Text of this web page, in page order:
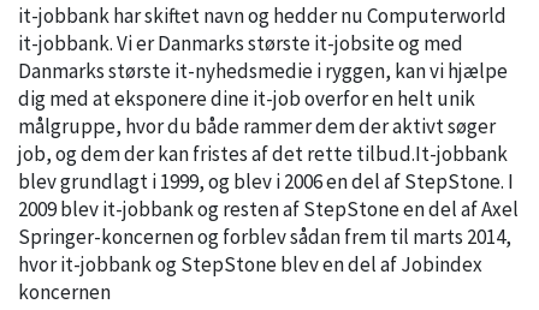
it-jobbank har skiftet navn og hedder nu Computerworld
it-jobbank. Vi er Danmarks største it-jobsite og med
Danmarks største it-nyhedsmedie i ryggen, kan vi hjælpe
dig med at eksponere dine it-job overfor en helt unik
målgruppe, hvor du både rammer dem der aktivt søger
job, og dem der kan fristes af det rette tilbud.It-jobbank
blev grundlagt i 1999, og blev i 2006 en del af StepStone. I
2009 blev it-jobbank og resten af StepStone en del af Axel
Springer-koncernen og forblev sådan frem til marts 2014,
hvor it-jobbank og StepStone blev en del af Jobindex
koncernen